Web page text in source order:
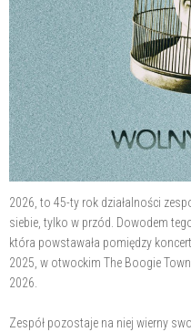
2026, to 45-ty rok działalności
siebie, tylko w przód. Dowodem
która powstawała pomiędzy
2025, w otwockim The Boogie
2026.
Zespół pozostaje na niej wierny